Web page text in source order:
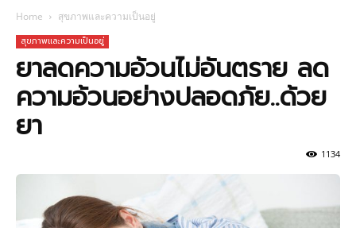
Home สุขภาพและความเป็นอยู่
สุขภาพและความเป็นอยู่
ยาลดความอ้วนไม่อันตราย ลด
ความอ้วนอย่างปลอดภัย..ด้วย
ยา
1134